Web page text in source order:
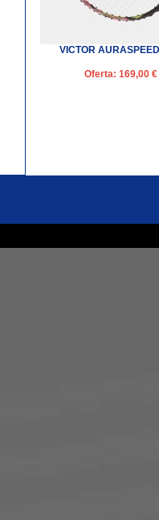
VICTOR
Oferta: 169,00 €